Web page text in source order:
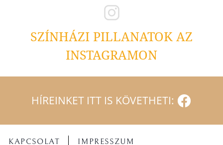
SZÍNHÁZI PILLANATOK AZ
INSTAGRAMON
HÍREINKET ITT IS KÖVETHETI:
KAPCSOLAT IMPRESSZUM